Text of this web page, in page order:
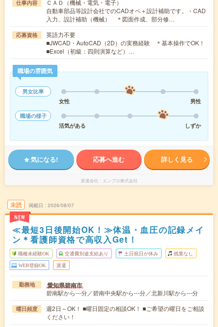
仕事内容
ＣＡＤ（機械・電気・電子）
自動車部品等設計会社でのCADオペ＋設計補助です。・CAD
入力、設計補助（機械） ＊図面作成、部分修…
応募資格
英語力不要
■JWCAD・AutoCAD（2D）の実務経験 ＊基本操作でOK！
■Excel（初級：四則演算など）…
職場の雰囲気
男女比率
女性
男性
職場の様子
活気がある
しずか
気になる! 応募へ進む 詳しく見る
派遣会社 エンプロ株式会社
未読
NEW
掲載日 2026/08/07
≪最短3日後開始OK！≫体温・血圧の記録メイ
ン＊看護師資格で高収入Get！
職種未経験OK 交通費別途支給あり 土日祝日が休み 残業なし
WEB登録OK 派遣
勤務地 愛知県碧南市
碧南駅から---分／碧南中央駅から---分／北新川駅から---分
曜日頻度
週2日～OK！ ■曜日固定の相談OK！ ■ご希望の曜日をご相談
ください！